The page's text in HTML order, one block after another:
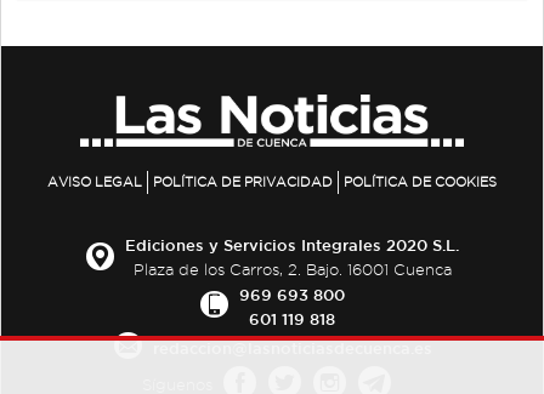
AVISO LEGAL POLÍTICA DE PRIVACIDAD POLÍTICA DE COOKIES
Ediciones y Servicios Integrales 2020 S.L.
Plaza de los Carros, 2. Bajo. 16001 Cuenca
969 693 800
601 119 818